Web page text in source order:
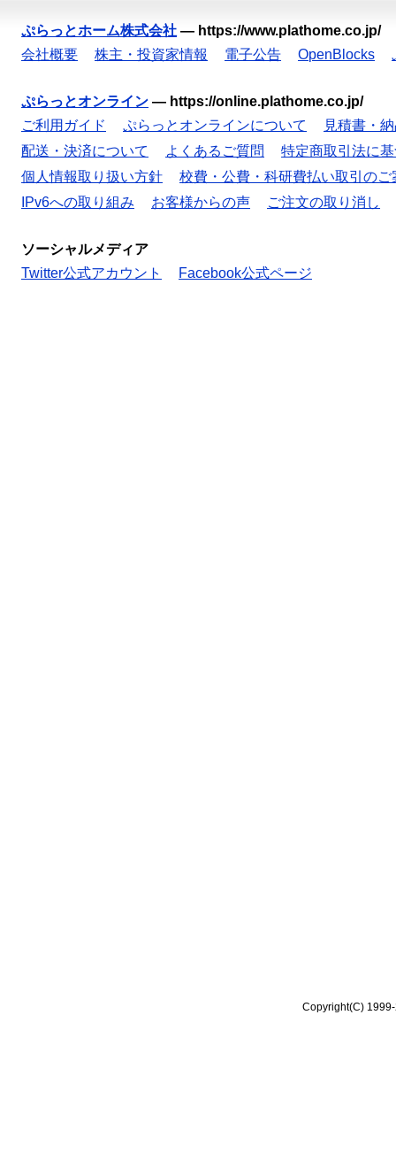
ぷらっとホーム株式会社 — https://www.plathome.co.jp/
会社概要
株主・投資家情報 電子公告 OpenBlocks
ぷらっとオンライン — https://online.plathome.co.jp/
ご利用ガイド
ぷらっとオンラインについて
見積書・
配送・決済について
よくあるご質問
特定商取引法に
個人情報取り扱い方針
校費・公費・科研費払い取引のご
IPv6への取り組み
お客様からの声 ご注文の取り消し
ソーシャルメディア
Twitter公式アカウント
Facebook公式ページ
Copyright(C)